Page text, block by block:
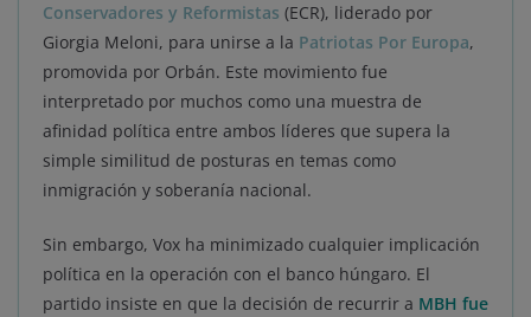
Conservadores y Reformistas (ECR), liderado por
Giorgia Meloni, para unirse a la Patriotas Por Europa,
promovida por Orbán. Este movimiento fue
interpretado por muchos como una muestra de
afinidad política entre ambos líderes que supera la
simple similitud de posturas en temas como
inmigración y soberanía nacional.
Sin embargo, Vox ha minimizado cualquier implicación
política en la operación con el banco húngaro. El
partido insiste en que la decisión de recurrir a MBH fue